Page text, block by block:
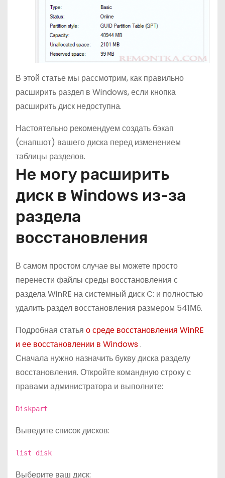
В этой статье мы рассмотрим, как правильно
расширить раздел в Windows, если кнопка
расширить диск недоступна.
Настоятельно рекомендуем создать бэкап
(снапшот) вашего диска перед изменением
таблицы разделов.
Не могу расширить
диск в Windows из-за
раздела
восстановления
В самом простом случае вы можете просто
перенести файлы среды восстановления с
раздела WinRE на системный диск C: и полностью
удалить раздел восстановления размером 541Мб.
Подробная статья о среде восстановления WinRE
и ее восстановлении в Windows.
Сначала нужно назначить букву диска разделу
восстановления. Откройте командную строку с
правами администратора и выполните:
Diskpart
Выведите список дисков:
list disk
Выберите ваш диск: